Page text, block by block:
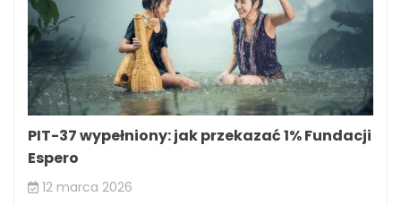
PIT-37 wypełniony: jak przekazać 1% Fundacji
Espero
12 marca 2026